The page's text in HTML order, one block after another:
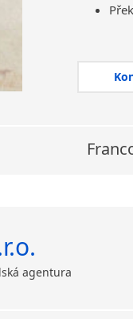
tak
agentura